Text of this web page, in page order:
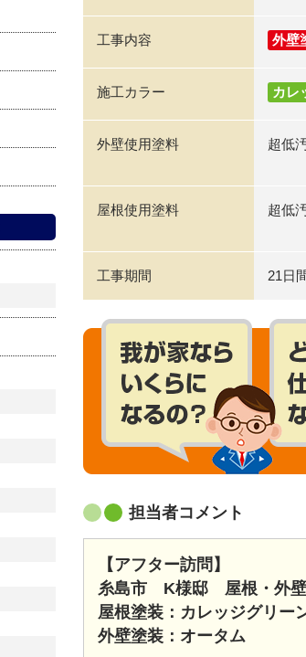
工事内容 外壁
施工カラー カレ
外壁使用塗料 超低
屋根使用塗料 超低
工事期間 21日
担当者コメント
【アフター訪問】
糸島市 K様邸 屋根・外壁
屋根塗装：カレッジグリー
外壁塗装：オータム